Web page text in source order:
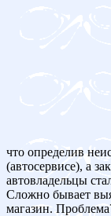
что определив
(автосервисе), а
автовладельцы
Сложно бывает
магазин.